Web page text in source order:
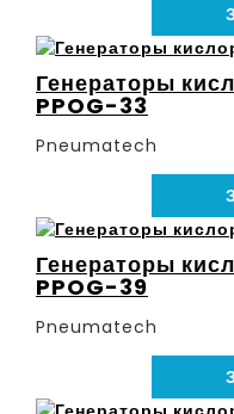
Генераторы
PPOG-33
Pneumatech
Генераторы
PPOG-39
Pneumatech